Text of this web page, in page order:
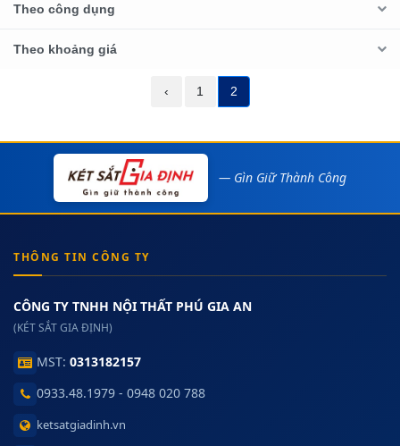
Theo công dụng
Theo khoảng giá
‹ 1 2
— Gìn Giữ Thành Công
THÔNG TIN CÔNG TY
CÔNG TY TNHH NỘI THẤT PHÚ GIA AN
(KÉT SẮT GIA ĐỊNH)
MST: 0313182157
0933.48.1979 - 0948 020 788
ketsatgiadinh.vn